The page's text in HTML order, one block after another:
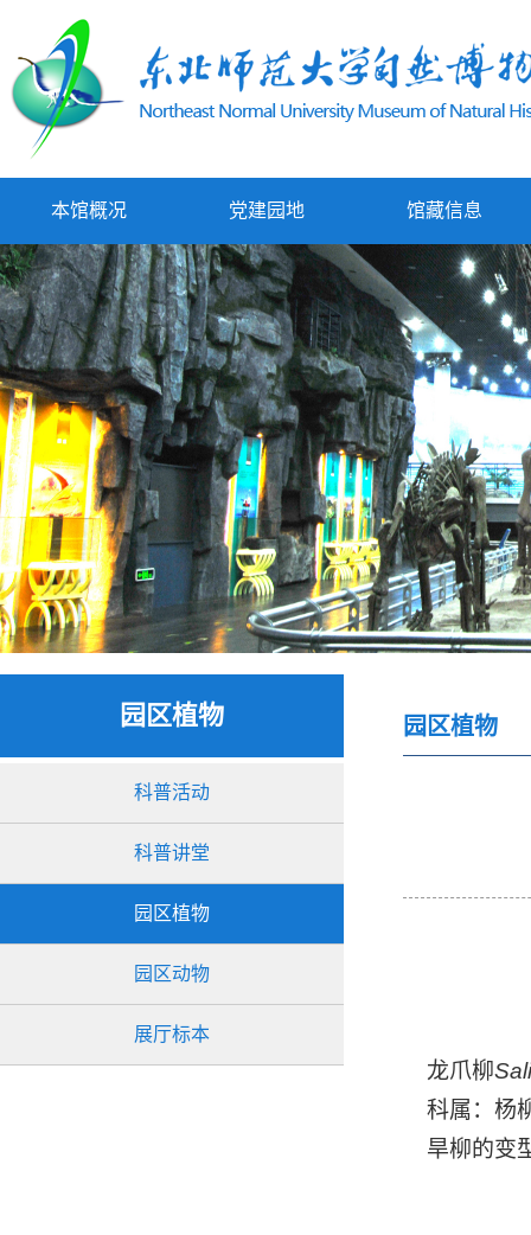
本馆概况 党建园地 馆藏信息
园区植物
科普活动
科普讲堂
园区植物
园区动物
展厅标本
园区植物
龙爪柳
科属：杨
旱柳的变